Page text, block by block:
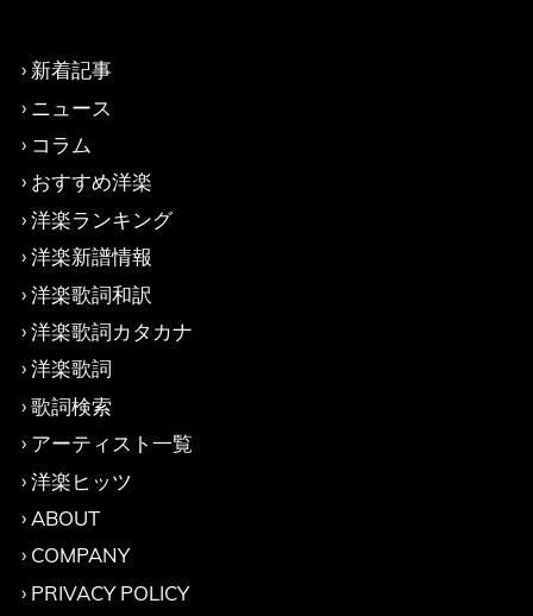
新着記事
ニュース
コラム
おすすめ洋楽
洋楽ランキング
洋楽新譜情報
洋楽歌詞和訳
洋楽歌詞カタカナ
洋楽歌詞
歌詞検索
アーティスト一覧
洋楽ヒッツ
ABOUT
COMPANY
PRIVACY POLICY